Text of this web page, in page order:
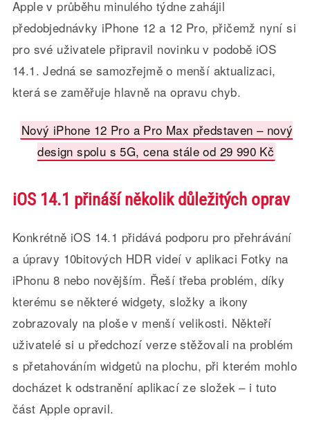
Apple v průběhu minulého týdne zahájil
předobjednávky iPhone 12 a 12 Pro, přičemž nyní si
pro své uživatele připravil novinku v podobě iOS
14.1. Jedná se samozřejmě o menší aktualizaci,
která se zaměřuje hlavně na opravu chyb.
Nový iPhone 12 Pro a Pro Max představen – nový
design spolu s 5G, cena stále od 29 990 Kč
iOS 14.1 přináší několik důležitých oprav
Konkrétně iOS 14.1 přidává podporu pro přehrávání
a úpravy 10bitových HDR videí v aplikaci Fotky na
iPhonu 8 nebo novějším. Řeší třeba problém, díky
kterému se některé widgety, složky a ikony
zobrazovaly na ploše v menší velikosti. Někteří
uživatelé si u předchozí verze stěžovali na problém
s přetahováním widgetů na plochu, při kterém mohlo
docházet k odstranění aplikací ze složek – i tuto
část Apple opravil.